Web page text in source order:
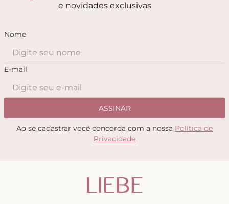
e novidades exclusivas
Nome
E-mail
ASSINAR
Ao se cadastrar você concorda com a nossa Política de
Privacidade